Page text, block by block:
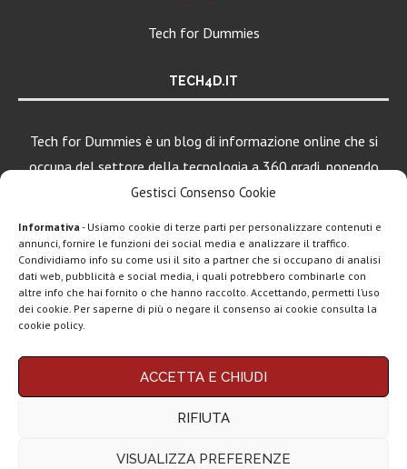
Gestisci Consenso Cookie
Informativa - Usiamo cookie di terze parti per personalizzare contenuti e
annunci, fornire le funzioni dei social media e analizzare il traffico.
Condividiamo info su come usi il sito a partner che si occupano di analisi
dati web, pubblicità e social media, i quali potrebbero combinarle con
altre info che hai fornito o che hanno raccolto. Accettando, permetti l’uso
dei cookie. Per saperne di più o negare il consenso ai cookie consulta la
cookie policy.
ACCETTA E CHIUDI
RIFIUTA
VISUALIZZA PREFERENZE
Tech for Dummies
TECH4D.IT
Tech for Dummies è un blog di informazione online che si
occupa del settore della tecnologia a 360 gradi, ponendo
una particolare attenzione al mondo Android, Apple e
Chi siamo Contatti Disclaimer Privacy policy
Questo blog non rappresenta una testata giornalistica in quanto viene aggiornato
Affiliazione Amazon EU, un programma che eroga ai siti una commissione
LEGGI ANCHE
ClawdBot
(OpenClaw):
ChatGPT Go,